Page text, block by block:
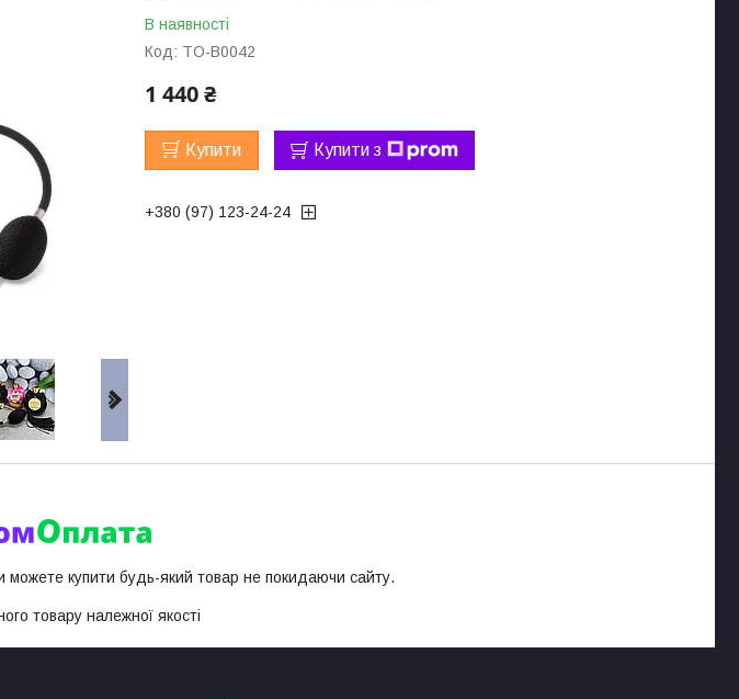
В наявності
Код: TO-B0042
1 440 ₴
Купити Купити з
+380 (97) 123-24-24
можете купити будь-який товар не покидаючи сайту.
товару належної якості